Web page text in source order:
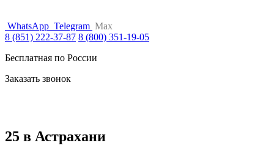
WhatsApp Telegram Max
8 (851) 222-37-87 8 (800) 351-19-05
Бесплатная по России
Заказать звонок
25 в Астрахани